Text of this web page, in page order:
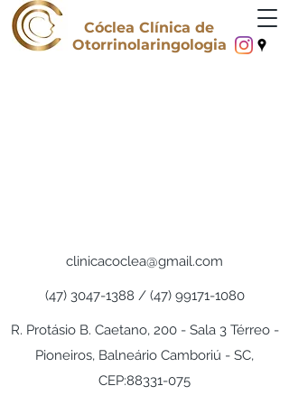
Cóclea Clínica de
Otorrinolaringologia
clinicacoclea@gmail.com
(47) 3047-1388 / (47) 99171-1080
R. Protásio B. Caetano, 200 - Sala 3 Térreo -
Pioneiros, Balneário Camboriú - SC,
CEP:88331-075